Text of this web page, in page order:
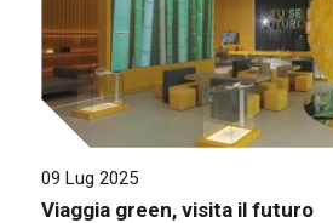
09 Lug 2025
Viaggia green, visita il futuro